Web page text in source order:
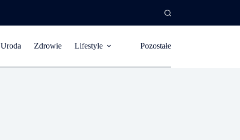
Uroda Zdrowie Lifestyle Pozostałe